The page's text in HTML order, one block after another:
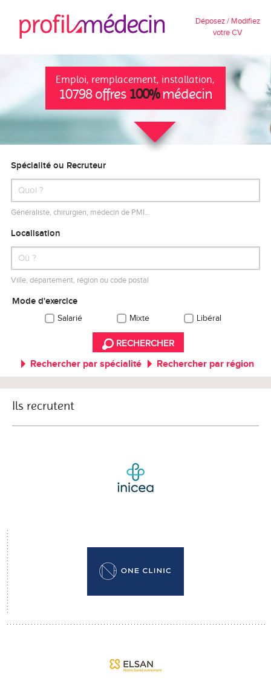
Déposez / Modifiez
votre CV
Emploi, remplacement, installation,
10798 offres 100%médecin
Spécialité ou Recruteur
Généraliste, chirurgien, médecin de PMI…
Localisation
Ville, département, région ou code postal
Mode d'exercice
Salarié Mixte Libéral
RECHERCHER
Rechercher par spécialité Rechercher par région
Ils recrutent